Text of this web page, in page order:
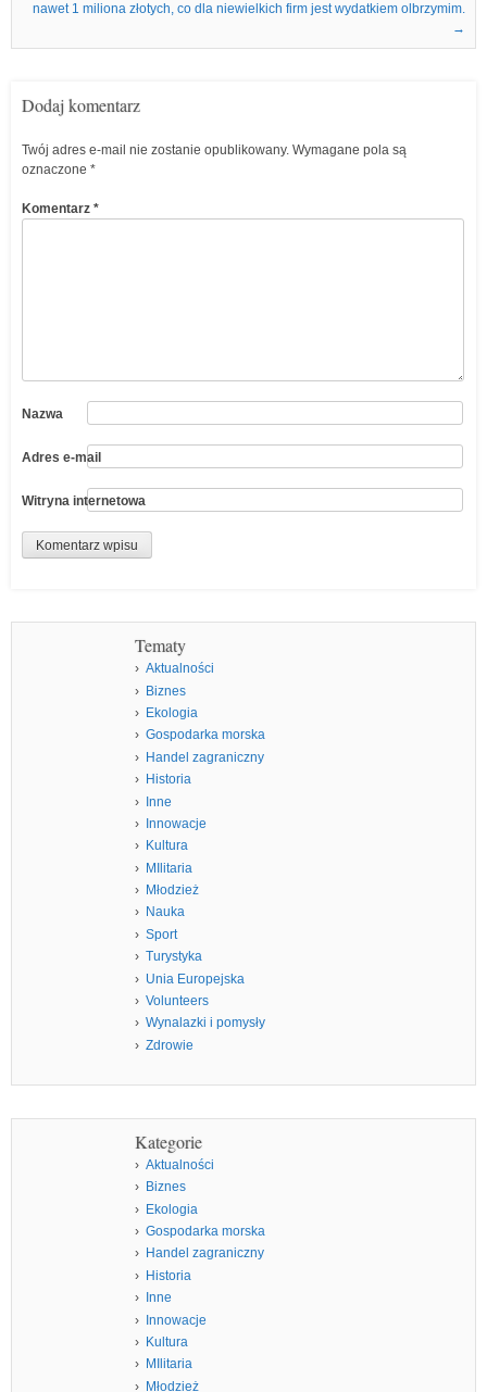
nawet 1 miliona złotych, co dla niewielkich firm jest wydatkiem olbrzymim.
→
Dodaj komentarz
Twój adres e-mail nie zostanie opublikowany. Wymagane pola są
oznaczone *
Komentarz *
Nazwa
Adres e-mail
Witryna internetowa
Tematy
Aktualności
Biznes
Ekologia
Gospodarka morska
Handel zagraniczny
Historia
Inne
Innowacje
Kultura
MIlitaria
Młodzież
Nauka
Sport
Turystyka
Unia Europejska
Volunteers
Wynalazki i pomysły
Zdrowie
Kategorie
Aktualności
Biznes
Ekologia
Gospodarka morska
Handel zagraniczny
Historia
Inne
Innowacje
Kultura
MIlitaria
Młodzież